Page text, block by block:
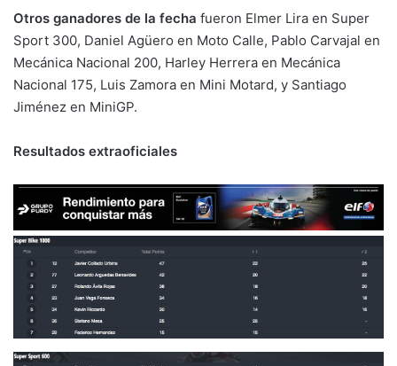
Otros ganadores de la fecha fueron Elmer Lira en Super
Sport 300, Daniel Agüero en Moto Calle, Pablo Carvajal en
Mecánica Nacional 200, Harley Herrera en Mecánica
Nacional 175, Luis Zamora en Mini Motard, y Santiago
Jiménez en MiniGP.
Resultados extraoficiales